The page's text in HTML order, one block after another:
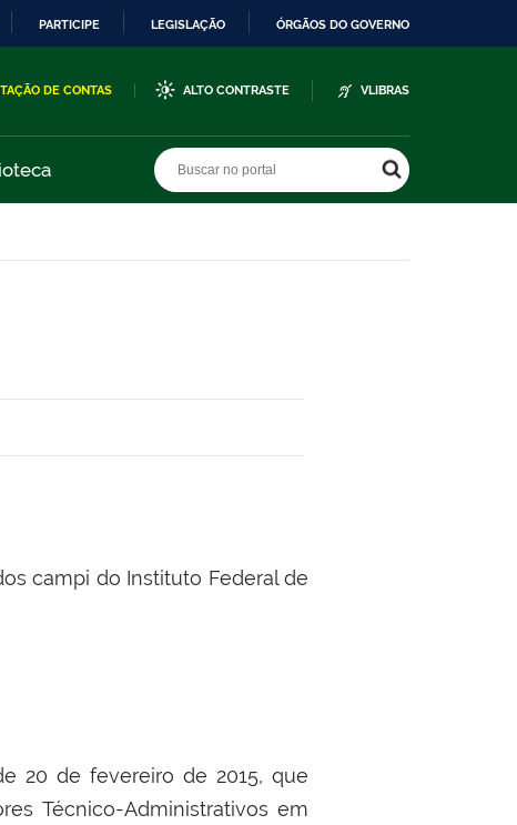
PARTICIPE LEGISLAÇÃO ÓRGÃOS DO GOVERNO
DE CONTAS ALTO CONTRASTE VLIBRAS
campi do Instituto Federal de
20 de fevereiro de 2015, que
Técnico-Administrativos em